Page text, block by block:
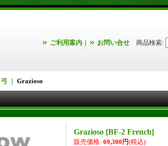
ご利用案内 ｜ お問い合せ 商品検索:
弓 ｜ Grazioso
Grazioso [BF-2 French]
販売価格: 69,300円(税込)